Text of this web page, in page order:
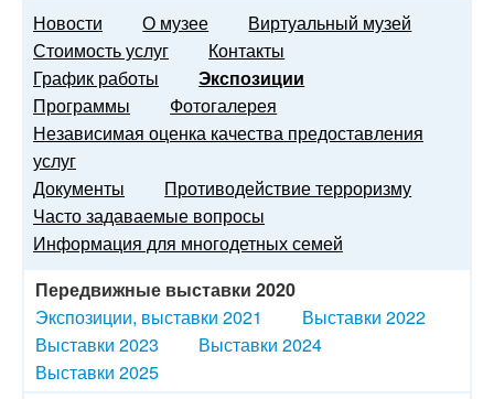
Новости О музее
Виртуальный музей
Стоимость услуг
Контакты
График работы
Экспозиции
Программы
Фотогалерея
Независимая оценка качества предоставления
услуг
Документы
Противодействие терроризму
Часто задаваемые вопросы
Информация для многодетных семей
Передвижные выставки 2020
Экспозиции, выставки 2021
Выставки 2022
Выставки 2023
Выставки 2024
Выставки 2025